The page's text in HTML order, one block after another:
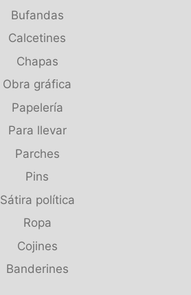
Bufandas
Calcetines
Chapas
Obra gráfica
Papelería
Para llevar
Parches
Pins
Sátira política
Ropa
Cojines
Banderines